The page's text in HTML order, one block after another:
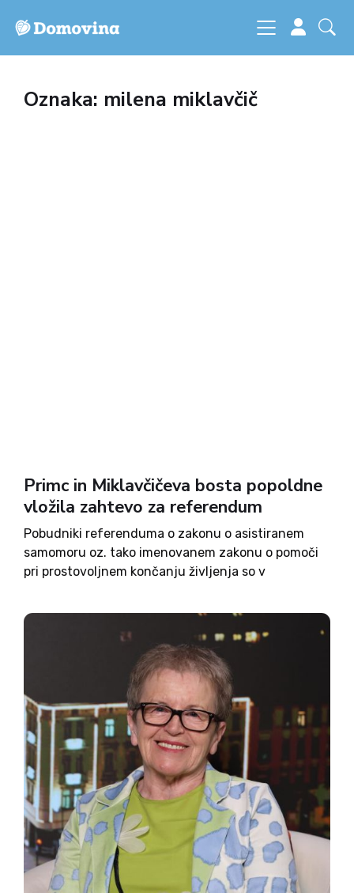
Oznaka: milena miklavčič
Primc in Miklavčičeva bosta popoldne
vložila zahtevo za referendum
Pobudniki referenduma o zakonu o asistiranem
samomoru oz. tako imenovanem zakonu o pomoči
pri prostovoljnem končanju življenja so v
državljank in državljanov. Zahtevo za razpis
referenduma bosta Aleš Primc in Milena Miklavčič